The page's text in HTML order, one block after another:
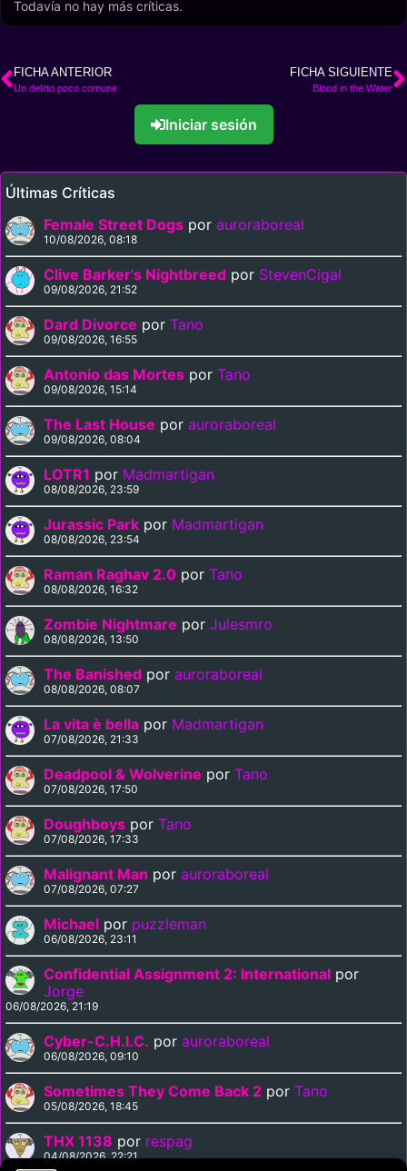
Todavía no hay más críticas.
FICHA ANTERIOR
Un delitto poco comune
FICHA SIGUIENTE
Blood in the Water
Iniciar sesión
Últimas Críticas
Female Street Dogs por auroraboreal
10/08/2026, 08:18
Clive Barker's Nightbreed por StevenCigal
09/08/2026, 21:52
Dard Divorce por Tano
09/08/2026, 16:55
Antonio das Mortes por Tano
09/08/2026, 15:14
The Last House por auroraboreal
09/08/2026, 08:04
LOTR1 por Madmartigan
08/08/2026, 23:59
Jurassic Park por Madmartigan
08/08/2026, 23:54
Raman Raghav 2.0 por Tano
08/08/2026, 16:32
Zombie Nightmare por Julesmro
08/08/2026, 13:50
The Banished por auroraboreal
08/08/2026, 08:07
La vita è bella por Madmartigan
07/08/2026, 21:33
Deadpool & Wolverine por Tano
07/08/2026, 17:50
Doughboys por Tano
07/08/2026, 17:33
Malignant Man por auroraboreal
07/08/2026, 07:27
Michael por puzzleman
06/08/2026, 23:11
Confidential Assignment 2: International por
Jorge
06/08/2026, 21:19
Cyber-C.H.I.C. por auroraboreal
06/08/2026, 09:10
Sometimes They Come Back 2 por Tano
05/08/2026, 18:45
THX 1138 por respag
04/08/2026, 22:21